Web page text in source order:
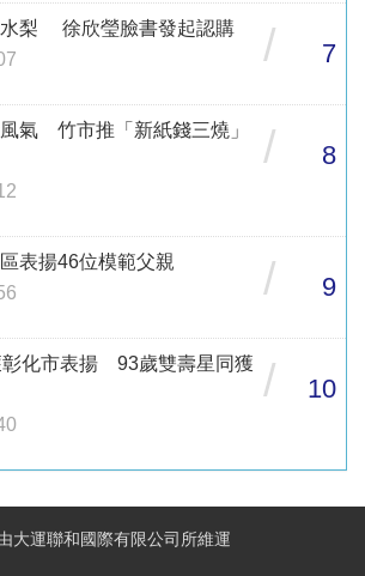
水梨 徐欣瑩臉書發起認購
/ 7
氣 竹市推「新紙錢三燒」
/ 8
表揚46位模範父親
/ 9
彰化市表揚 93歲雙壽星同獲 / 10
大運聯和國際有限公司所維運